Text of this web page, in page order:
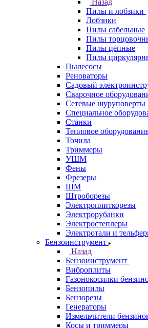
Назад
Пилы и лобзики
Лобзики
Пилы сабельные
Пилы
Пилы цепные
Пилы
Пылесосы
Реноваторы
Садовый
Сварочное
Сетевые шуруповерты
Специальное
Станки
Тепловое
Точила
Триммеры
УШМ
Фены
Фрезеры
ШМ
Штроборезы
Электроплиткорезы
Электрорубанки
Электростеплеры
Электротали и
Бензоинструмент
Назад
Бензоинструмент
Виброплиты
Газонокосилки
Бензопилы
Бензорезы
Генераторы
Измельчители
Косы и триммеры